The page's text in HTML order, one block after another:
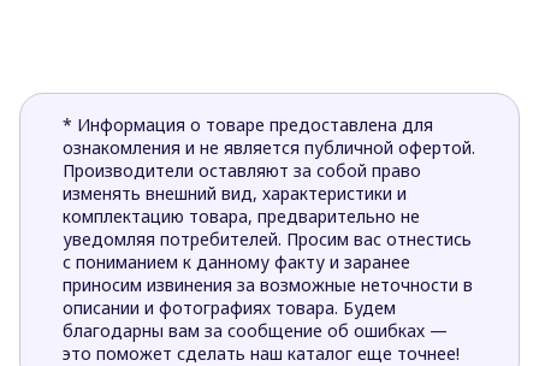
* Информация о товаре предоставлена для
ознакомления и не является публичной офертой.
Производители оставляют за собой право
изменять внешний вид, характеристики и
комплектацию товара, предварительно не
уведомляя потребителей. Просим вас отнестись
с пониманием к данному факту и заранее
приносим извинения за возможные неточности в
описании и фотографиях товара. Будем
благодарны вам за сообщение об ошибках —
это поможет сделать наш каталог еще точнее!